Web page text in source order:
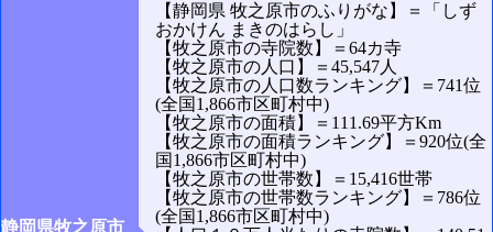
静岡県牧之原市
【静岡県 牧之原市のふりがな】＝「しず
おかけん まきのはらし」
【牧之原市の寺院数】＝64カ寺
【牧之原市の人口】＝45,547人
【牧之原市の人口数ランキング】＝741位
(全国1,866市区町村中)
【牧之原市の面積】＝111.69平方Km
【牧之原市の面積ランキング】＝920位(全
国1,866市区町村中)
【牧之原市の世帯数】＝15,416世帯
【牧之原市の世帯数ランキング】＝786位
(全国1,866市区町村中)